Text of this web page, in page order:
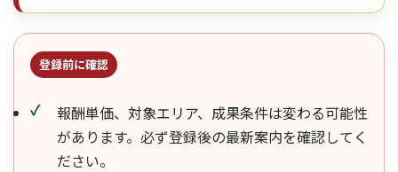
登録前に確認
報酬単価、対象エリア、成果条件は変わる可能性
があります。必ず登録後の最新案内を確認してく
ださい。